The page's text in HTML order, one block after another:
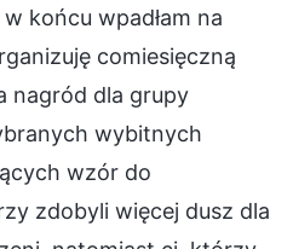
końcu wpadłam na
comiesięczną
nagród dla grupy
wybitnych
wzór do
zdobyli więcej dusz dla